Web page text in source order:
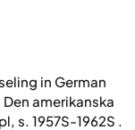
in German
Den amerikanska
s. 1957S-1962S .